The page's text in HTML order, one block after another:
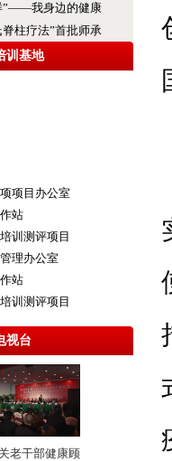
”——我身边的健康
柱疗法”首批师承
训基地
项目办公室
站
训测评项目
理办公室
站
训测评项目
视台
老干部健康顾